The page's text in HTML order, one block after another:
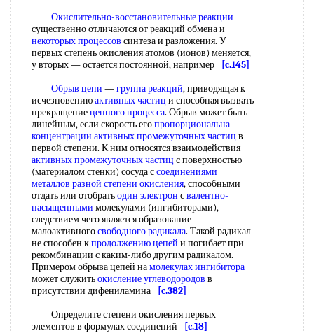
Окислительно-восстановительные реакции
существенно отличаются от реакций обмена и
некоторых процессов синтеза и разложения. У
первых степень окисления атомов (ионов) меняется,
у вторых — остается постоянной, например
[c.145]
Обрыв цепи —группа реакций, приводящая к
исчезновениюактивных частиц и способная вызвать
прекращениецепного процесса. Обрыв может быть
линейным, если скорость егопропорциональна
концентрации активных промежуточных частиц в
первой степени. К ним относятся взаимодействия
активных промежуточных частиц с поверхностью
(материалом стенки) сосуда ссоединениями
металлов разной степени окисления, способными
отдать или отобратьодин электрон свалентно-
насыщенными молекулами (ингибиторами),
следствием чего является образование
малоактивногосвободного радикала. Такой радикал
не способен кпродолжению цепей и погибает при
рекомбинации с каким-либо другим радикалом.
Примером обрыва цепей намолекулах ингибитора
может служитьокисление углеводородов в
присутствии дифениламина
[c.382]
Определите степени окисления первых
элементов в формулах соединений
[c.18]